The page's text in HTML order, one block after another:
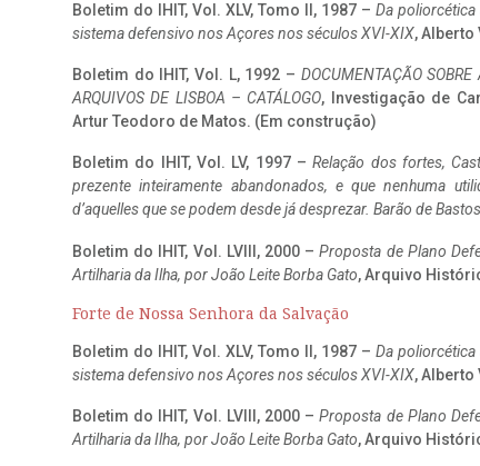
Boletim do IHIT, Vol. XLV, Tomo II, 1987 – Da
sistema defensivo nos Açores nos séculos XVI-XIX, Alberto
Boletim do IHIT, Vol. L, 1992 – DOCUMENTAÇÃO
ARQUIVOS DE LISBOA – CATÁLOGO, Investigação de
Artur Teodoro de Matos. (Em construção)
Boletim do IHIT, Vol. LV, 1997 –Relação dos fortes,
prezente inteiramente abandonados, e que nenhuma
d’aquelles que se podem desde já desprezar. Barão de Bastos
Boletim do IHIT, Vol. LVIII, 2000 –Proposta de Plano
Artilharia da Ilha, por João Leite Borba Gato, Arquivo
Forte de Nossa Senhora da Salvação
Boletim do IHIT, Vol. XLV, Tomo II, 1987 – Da
sistema defensivo nos Açores nos séculos XVI-XIX, Alberto
Boletim do IHIT, Vol. LVIII, 2000 –Proposta de Plano
Artilharia da Ilha, por João Leite Borba Gato, Arquivo